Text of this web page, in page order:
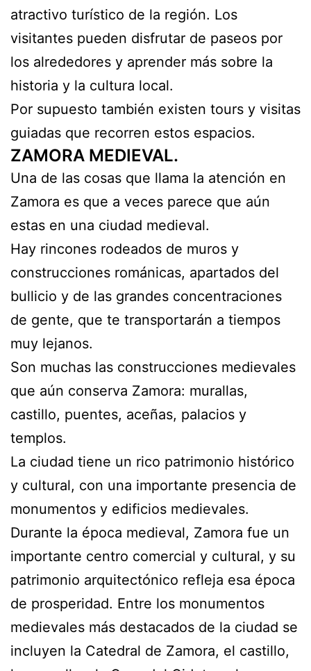
atractivo turístico de la región. Los
visitantes pueden disfrutar de paseos por
los alrededores y aprender más sobre la
historia y la cultura local.
Por supuesto también existen tours y visitas
guiadas que recorren estos espacios.
ZAMORA MEDIEVAL.
Una de las cosas que llama la atención en
Zamora es que a veces parece que aún
estas en una ciudad medieval.
Hay rincones rodeados de muros y
construcciones románicas, apartados del
bullicio y de las grandes concentraciones
de gente, que te transportarán a tiempos
muy lejanos.
Son muchas las construcciones medievales
que aún conserva Zamora: murallas,
castillo, puentes, aceñas, palacios y
templos.
La ciudad tiene un rico patrimonio histórico
y cultural, con una importante presencia de
monumentos y edificios medievales.
Durante la época medieval, Zamora fue un
importante centro comercial y cultural, y su
patrimonio arquitectónico refleja esa época
de prosperidad. Entre los monumentos
medievales más destacados de la ciudad se
incluyen la Catedral de Zamora, el castillo,